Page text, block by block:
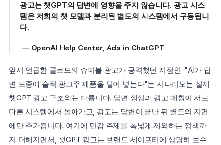
광고는 챗GPT의 답변에 영향을 주지 않습니다. 광고 시스
템은 저희의 챗 모델과 분리된 별도의 시스템에서 구동됩니
다.
— OpenAI Help Center, Ads in ChatGPT
앞서 언급한 클로드의 슈퍼볼 광고가 공격했던 지점인  "AI가 답
변 도중에 슬쩍 광고주 제품을 밀어 넣는다"는 시나리오는 실제
챗GPT 광고 구조와는 다릅니다. 답변 생성과 광고 매칭이 서로
다른 시스템에서 돌아가고, 광고는 답변이 끝난 뒤 별도의 지면
에만 추가됩니다. 여기에 민감 주제를 폭넓게 제외하는 정책까
지 더해지면서, 챗GPT 광고는 브랜드 세이프티에 상당히 보수